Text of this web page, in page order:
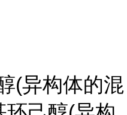
(异构体的混